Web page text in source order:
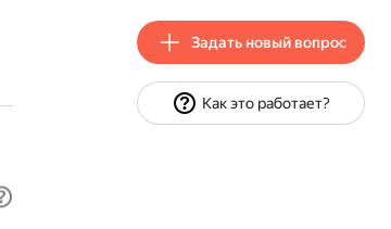
Задать новый вопрос
Как это работает?